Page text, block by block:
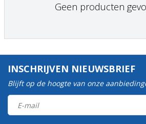
Geen producten
INSCHRIJVEN NIEUWSBRIEF
Blijft op de hoogte van onze